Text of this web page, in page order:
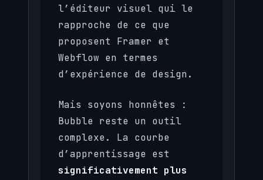
l’éditeur visuel qui le
rapproche de ce que
proposent Framer et
Webflow en termes
d’expérience de design.
Mais soyons honnêtes :
Bubble reste un outil
complexe. La courbe
d’apprentissage est
significativement plus